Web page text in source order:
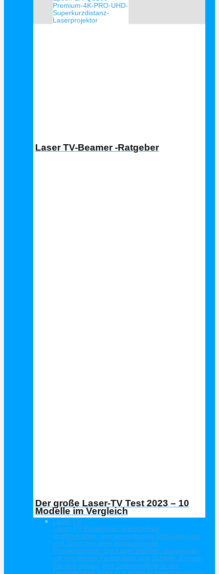
Premium-4K-PRO-UHD-
Superkurzdistanz-
Laserprojektor
Laser TV-Beamer -Ratgeber
Der große Laser-TV Test 2023 – 10
Modelle im Vergleich
Laser TV
Laser-TV Projektoren ermöglichen
großformatige, atemberaubende Filmerlebnisse
und Diashows oder eindrucksvolle
Präsentationen. Die Laser Beamer überzeugen
mit exzellenter Farbbrillanz und Schärfe. Freuen
Sie sich darauf, Ihre Lieblingsfilme in der